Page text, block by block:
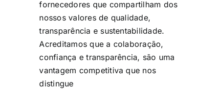
fornecedores que compartilham dos
nossos valores de qualidade,
transparência e sustentabilidade.
Acreditamos que a colaboração,
confiança e transparência, são uma
vantagem competitiva que nos
distingue